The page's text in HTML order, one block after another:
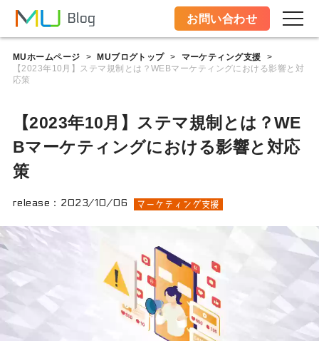
お問い合わせ
MUホームページ > MUブログトップ > マーケティング支援
>
【2023年10月】ステマ規制とは？WEBマーケティングにおける影響と対
応策
【2023年10月】ステマ規制とは？WE
Bマーケティングにおける影響と対応
策
release： 2023/10/06 マーケティング支援